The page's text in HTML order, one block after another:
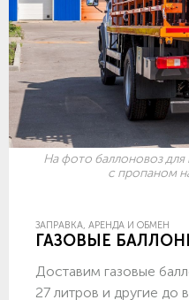
На фото баллоновоз для
с пропаном
ЗАПРАВКА, АРЕНДА И ОБМЕН
ГАЗОВЫЕ
Доставим газовые
27 литров и другие до